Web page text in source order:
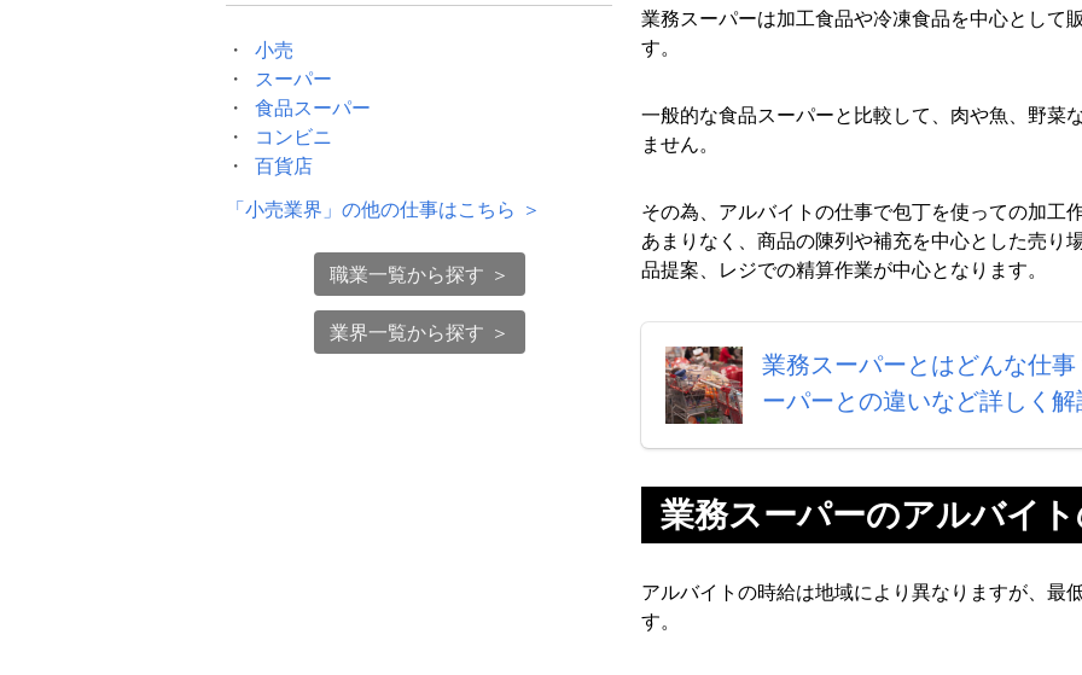
小売
スーパー
食品スーパー
コンビニ
百貨店
「小売業界 」の他の仕事はこちら ＞
職業一覧から探す ＞
業界一覧から探す ＞
業務スーパーは加工食品や冷凍食品を中心として
す。
一般的な食品スーパーと比較して、肉や魚、野菜
ません。
その為、アルバイトの仕事で包丁を使っての加工
あまりなく、商品の陳列や補充を中心とした売り
品提案、レジでの精算作業が中心となります。
業務スーパーとはどんな仕
ーパーとの違いなど詳しく解
業務スーパーのアルバイト
アルバイトの時給は地域により異なりますが、最
す。